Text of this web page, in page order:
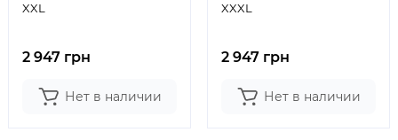
XXL
2 947 грн
Нет в наличии
XXXL
2 947 грн
Нет в наличии